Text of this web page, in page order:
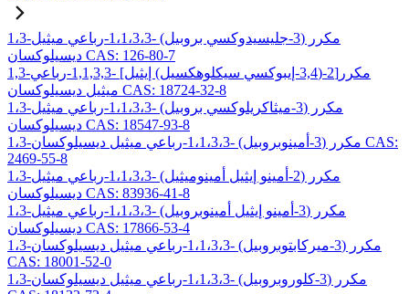
1،3-مكرر (3-جليسيدوكسي بروبيل) -1،1،3،3-رباعي ميثيل
ديسيلوكسان CAS: 126-80-7
1,3-مكرر[2-(3,4-إيبوكسي سيكلوهكسيل) إيثيل] -1,1,3,3-رباعي
ميثيل ديسيلوكسان CAS: 18724-32-8
1،3-مكرر (3-ميثاكريلوكسي بروبيل) -1،1،3،3-رباعي ميثيل
ديسيلوكسان CAS: 18547-93-8
1،3-مكرر (3-أمينوبروبيل) -1،1،3،3-رباعي ميثيل ديسيلوكسان CAS:
2469-55-8
1،3-مكرر (2-أمينو إيثيل أمينوميثيل) -1،1،3،3-رباعي ميثيل
ديسيلوكسان CAS: 83936-41-8
1،3-مكرر (3-أمينو إيثيل أمينوبروبيل) -1،1،3،3-رباعي ميثيل
ديسيلوكسان CAS: 17866-53-4
1،3-مكرر (3-ميركابتوبروبيل) -1،1،3،3-رباعي ميثيل ديسيلوكسان
CAS: 18001-52-0
1،3-مكرر (3-كلوروبروبيل) -1،1،3،3-رباعي ميثيل ديسيلوكسان